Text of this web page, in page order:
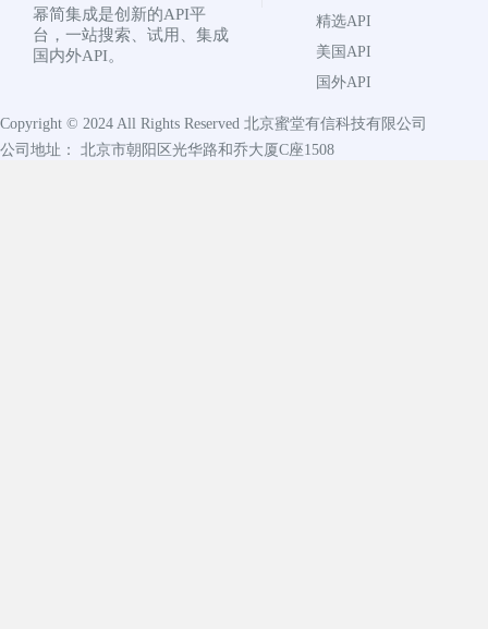
幂简集成是创新的API平
台，一站搜索、试用、集成
国内外API。
精选API
美国API
国外API
Copyright © 2024 All Rights Reserved 北京蜜堂有信科技有限公司
公司地址： 北京市朝阳区光华路和乔大厦C座1508